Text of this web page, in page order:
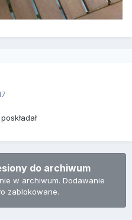
do archiwum
w archiwum. Dodawanie
zablokowane.